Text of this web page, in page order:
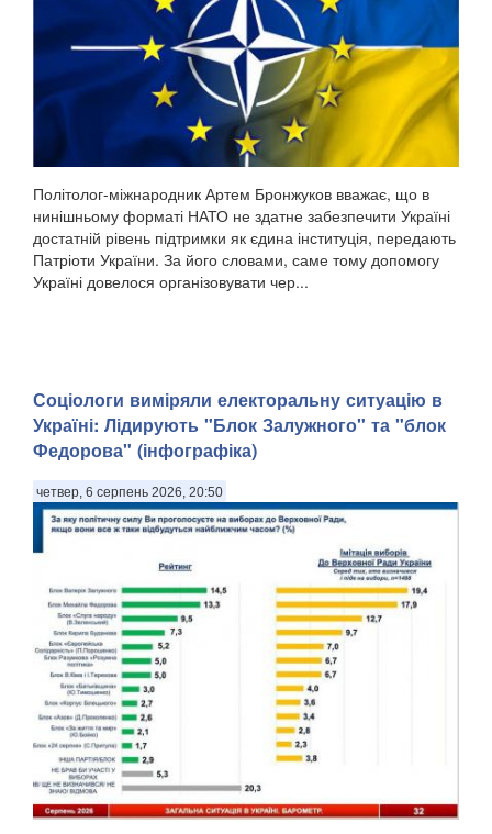
Політолог-міжнародник Артем Бронжуков вважає, що в
нинішньому форматі НАТО не здатне забезпечити Україні
достатній рівень підтримки як єдина інституція, передають
Патріоти України. За його словами, саме тому допомогу
Україні довелося організовувати чер...
Соціологи виміряли електоральну ситуацію в
Україні: ​Лідирують "Блок Залужного" та "блок
Федорова" (інфографіка)
четвер, 6 серпень 2026, 20:50